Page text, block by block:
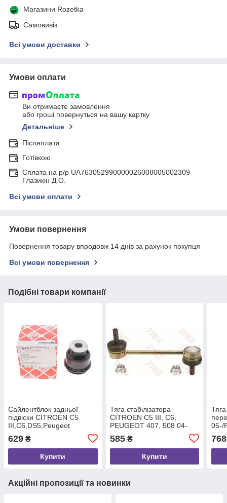
Магазини Rozetka
Самовивіз
Всі умови доставки
Умови оплати
Ви отримаєте замовлення
або гроші повернуться на вашу картку
Детальніше
Післяплата
Готівкою
Сплата на р/р UA763052990000026008005002309
Глазикін Д.О.
Всі умови оплати
Умови повернення
Повернення товару впродовж 14 днів за рахунок покупця
Всі умови повернення
Подібні товари компанії
Сайлентблок задньої
підвіски CITROEN C5
III,C6,DS5,Peugeot
BILSTEIN (104214)
629 ₴
Купити
Тяга стабілізатора
CITROEN C5 III, C6,
PEUGEOT 407, 508 04-
задн. міст, , TRW (JTS467)
585₴
Купити
Тяга
05-/
768
Акційні пропозиції та новинки